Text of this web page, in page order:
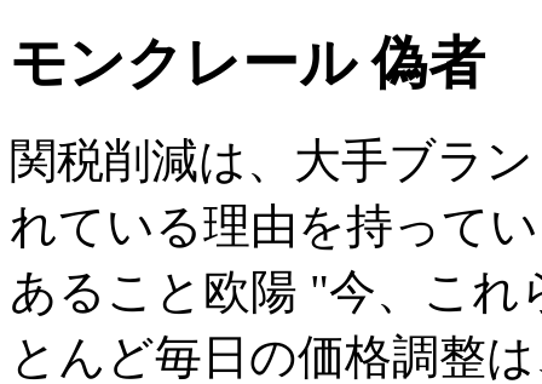
モンクレール 偽者
関税削減は、大手ブラ
れている理由を持って
あること欧陽 "今、こ
とんど毎日の価格調整